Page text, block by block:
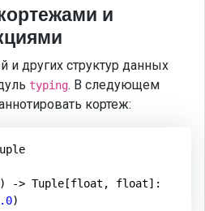
и
и других структур данных
typing. В следующем
кортеж:
-> Tuple[float , float]: